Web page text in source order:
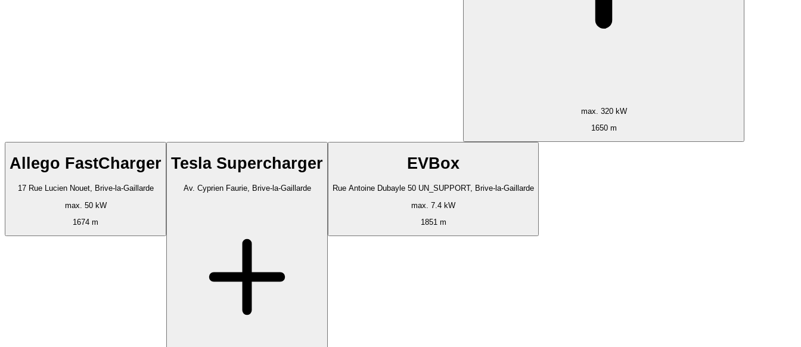
max. 320 kW
1650 m
Allego FastCharger
17 Rue Lucien Nouet, Brive-la-Gaillarde
max. 50 kW
1674 m
Tesla Supercharger
Av. Cyprien Faurie, Brive-la-Gaillarde
EVBox
Rue Antoine Dubayle 50 UN_SUPPORT, Brive-la-Gaillarde
max. 7.4 kW
1851 m